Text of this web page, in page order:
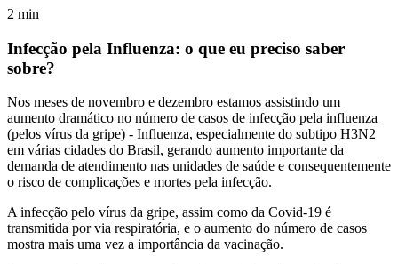
2 min
Infecção pela Influenza: o que eu preciso saber
sobre?
Nos meses de novembro e dezembro estamos assistindo um
aumento dramático no número de casos de infecção pela influenza
(pelos vírus da gripe) - Influenza, especialmente do subtipo H3N2
em várias cidades do Brasil, gerando aumento importante da
demanda de atendimento nas unidades de saúde e consequentemente
o risco de complicações e mortes pela infecção.
A infecção pelo vírus da gripe, assim como da Covid-19 é
transmitida por via respiratória, e o aumento do número de casos
mostra mais uma vez a importância da vacinação.